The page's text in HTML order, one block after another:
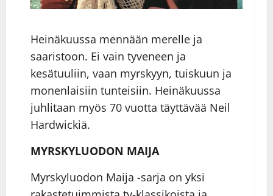
Heinäkuussa mennään merelle ja
saaristoon. Ei vain tyveneen ja
kesätuuliin, vaan myrskyyn, tuiskuun ja
monenlaisiin tunteisiin. Heinäkuussa
juhlitaan myös 70 vuotta täyttävää Neil
Hardwickiä.
MYRSKYLUODON MAIJA
Myrskyluodon Maija -sarja on yksi